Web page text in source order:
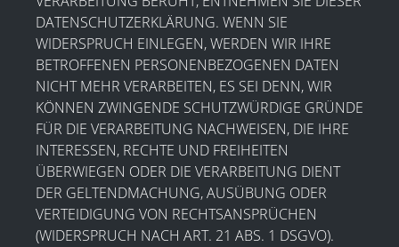
DATENSCHUTZERKLÄRUNG. WENN SIE
WIDERSPRUCH EINLEGEN, WERDEN WIR IHRE
BETROFFENEN PERSONENBEZOGENEN DATEN
NICHT MEHR VERARBEITEN, ES SEI DENN, WIR
KÖNNEN ZWINGENDE SCHUTZWÜRDIGE GRÜNDE
FÜR DIE VERARBEITUNG NACHWEISEN, DIE IHRE
INTERESSEN, RECHTE UND FREIHEITEN
ÜBERWIEGEN ODER DIE VERARBEITUNG DIENT
DER GELTENDMACHUNG, AUSÜBUNG ODER
VERTEIDIGUNG VON RECHTSANSPRÜCHEN
(WIDERSPRUCH NACH ART. 21 ABS. 1 DSGVO).